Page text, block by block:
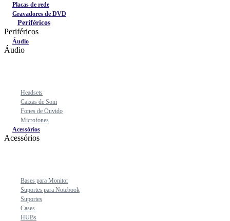
Placas de rede
Gravadores de DVD
Periféricos
Periféricos
Áudio
Áudio
Headsets
Caixas de Som
Fones de Ouvido
Microfones
Acessórios
Acessórios
Bases para Monitor
Suportes para Notebook
Suportes
Cases
HUBs